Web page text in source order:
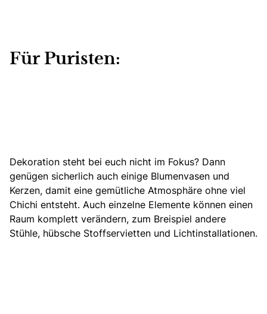
Für Puristen:
Dekoration steht bei euch nicht im Fokus? Dann
genügen sicherlich auch einige Blumenvasen und
Kerzen, damit eine gemütliche Atmosphäre ohne viel
Chichi entsteht. Auch einzelne Elemente können einen
Raum komplett verändern, zum Breispiel andere
Stühle, hübsche Stoffservietten und Lichtinstallationen.